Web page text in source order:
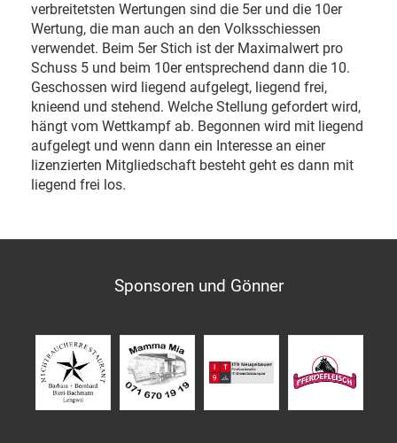
verbreitetsten Wertungen sind die 5er und die 10er
Wertung, die man auch an den Volksschiessen
verwendet. Beim 5er Stich ist der Maximalwert pro
Schuss 5 und beim 10er entsprechend dann die 10.
Geschossen wird liegend aufgelegt, liegend frei,
knieend und stehend. Welche Stellung gefordert wird,
hängt vom Wettkampf ab. Begonnen wird mit liegend
aufgelegt und wenn dann ein Interesse an einer
lizenzierten Mitgliedschaft besteht geht es dann mit
liegend frei los.
Sponsoren und Gönner